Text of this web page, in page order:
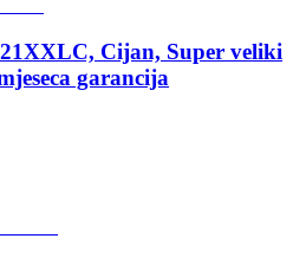
Cijan, Super veliki
garancija